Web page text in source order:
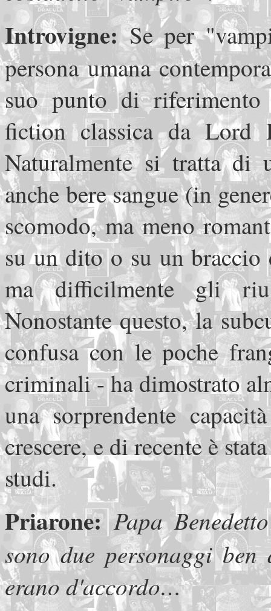
Introvigne:Se per
persona umana
suo punto di
fiction classica da Lord
Naturalmente si tratta di
anche bere sangue (in
scomodo, ma meno
su un dito o su un
ma difficilmente gli
Nonostante questo, la
confusa con le poche
criminali - ha dimostrato
una sorprendente
crescere, e di recente è
studi.
Priarone:Papa
sono due personaggi
erano d'accordo…